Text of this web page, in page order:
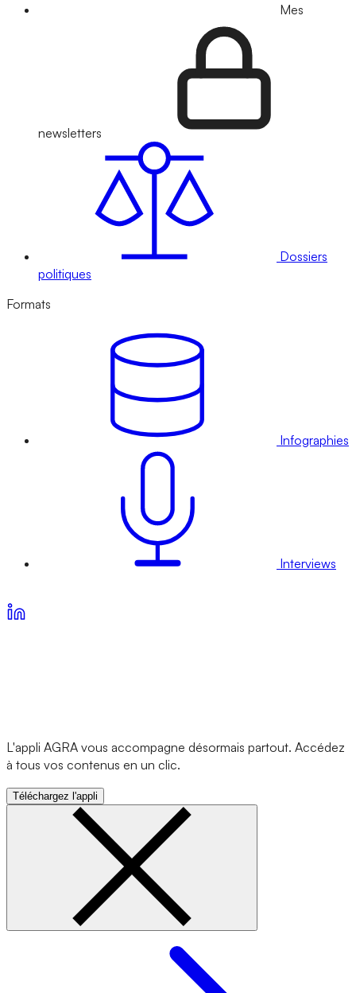
Mes
newsletters
Dossiers
politiques
Formats
Infographies
Interviews
L'appli AGRA vous accompagne désormais partout. Accédez
à tous vos contenus en un clic.
Téléchargez l'appli